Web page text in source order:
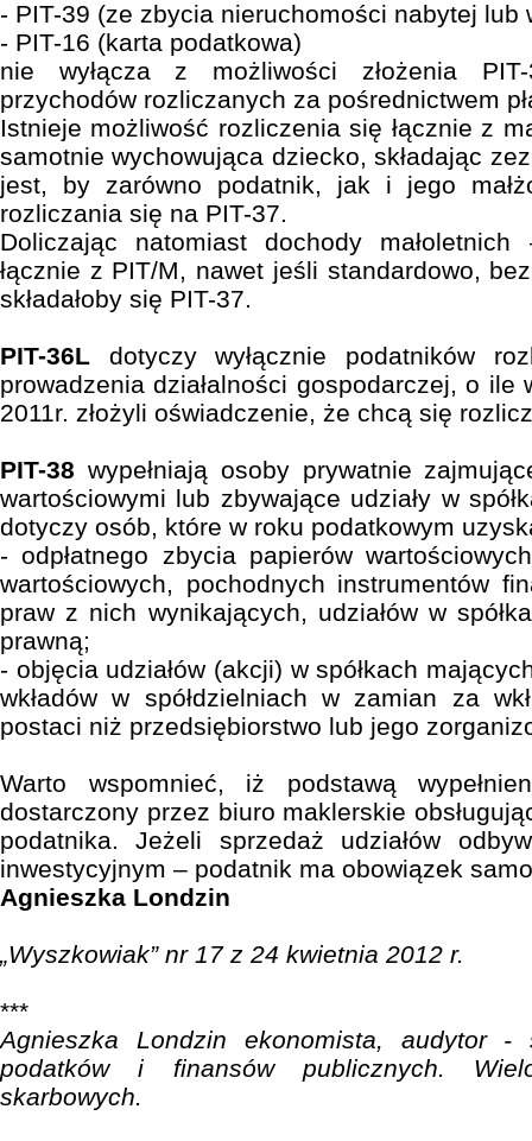
- PIT-39 (ze zbycia nieruchomości nabytej lub
- PIT-16 (karta podatkowa)
nie wyłącza z możliwości złożenia
przychodów rozliczanych za pośrednictwem
Istnieje możliwość rozliczenia się łącznie z
samotnie wychowująca dziecko, składając
jest, by zarówno podatnik, jak i jego
rozliczania się na PIT-37.
Doliczając natomiast dochody
łącznie z PIT/M, nawet jeśli standardowo,
składałoby się PIT-37.
PIT-36L dotyczy wyłącznie podatników
prowadzenia działalności gospodarczej, o
2011r. złożyli oświadczenie, że chcą się
PIT-38 wypełniają osoby prywatnie
wartościowymi lub zbywające udziały w
dotyczy osób, które w roku podatkowym
- odpłatnego zbycia papierów
wartościowych, pochodnych instrumentów
praw z nich wynikających, udziałów w
prawną;
- objęcia udziałów (akcji) w spółkach
wkładów w spółdzielniach w zamian za
postaci niż przedsiębiorstwo lub jego
Warto wspomnieć, iż podstawą
dostarczony przez biuro maklerskie
podatnika. Jeżeli sprzedaż udziałów
inwestycyjnym – podatnik ma obowiązek
Agnieszka Londzin
„Wyszkowiak” nr 17 z 24 kwietnia 2012 r.
***
Agnieszka Londzin ekonomista, audytor -
podatków i finansów publicznych.
skarbowych.